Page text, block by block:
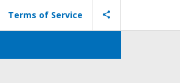
Terms of Service